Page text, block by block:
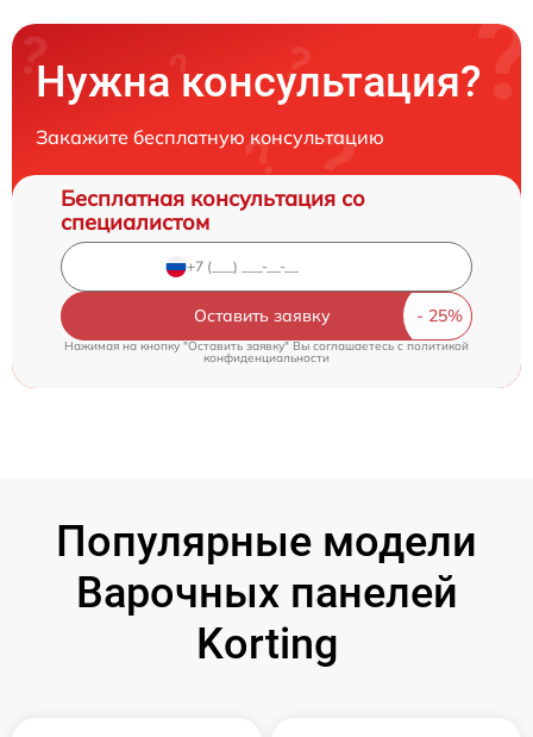
Нужна консультация?
Закажите бесплатную консультацию
Бесплатная консультация со
специалистом
Оставить заявку
Нажимая на кнопку "Оставить заявку" Вы соглашаетесь cполитикой
конфиденциальности
Популярные модели
Варочных панелей
Korting